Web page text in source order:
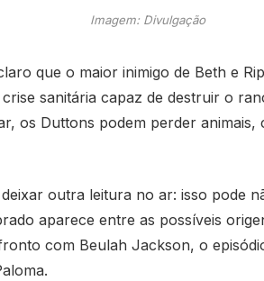
Imagem: Divulgação
que o maior inimigo de Beth e
sanitária capaz de destruir o
os Duttons podem perder
outra leitura no ar: isso pode
aparece entre as possíveis
com Beulah Jackson, o